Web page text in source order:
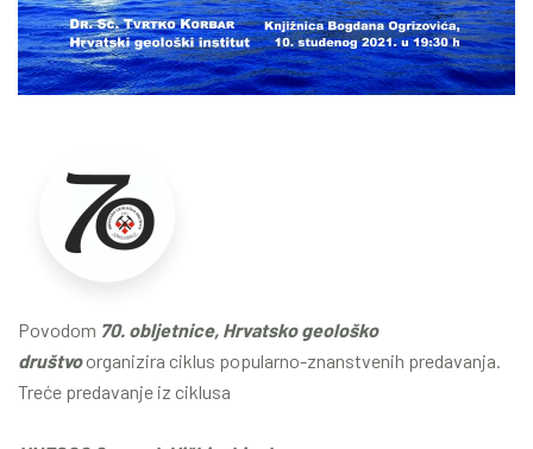
Povodom 70. obljetnice, Hrvatsko geološko
društvoorganizira ciklus popularno-znanstvenih predavanja.
Treće predavanje iz ciklusa